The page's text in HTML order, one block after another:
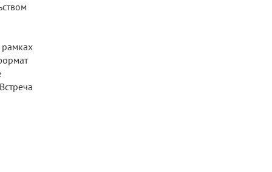
рамках